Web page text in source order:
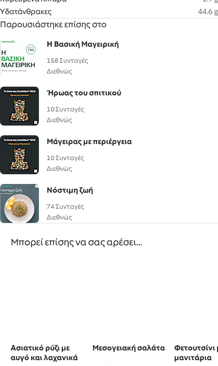
Υδατάνθρακες
44.6 g
Παρουσιάστηκε επίσης στο
H Βασική Μαγειρική
158 Συνταγές
Διεθνώς
Ήρωας του σπιτικού
10 Συνταγές
Διεθνώς
Μάγειρας με περιέργεια
10 Συνταγές
Διεθνώς
Νόστιμη ζωή
74 Συνταγές
Διεθνώς
Μπορεί επίσης να σας αρέσει...
Ασιατικό ρύζι με
αυγό και λαχανικά
Μεσογειακή σαλάτα
Φετουτσίνι
μανιτάρια